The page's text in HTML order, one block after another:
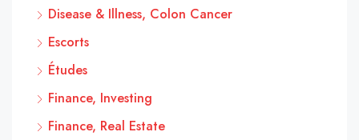
Disease & Illness, Colon Cancer
Escorts
Études
Finance, Investing
Finance, Real Estate